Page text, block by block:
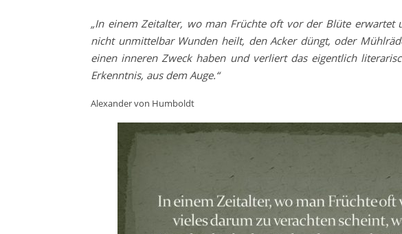
„In einem Zeitalter, wo man Früchte oft vor der Blüte erwartet
nicht unmittelbar Wunden heilt, den Acker düngt, oder
einen inneren Zweck haben und verliert das eigentlich
Erkenntnis, aus dem Auge.“
Alexander von Humboldt